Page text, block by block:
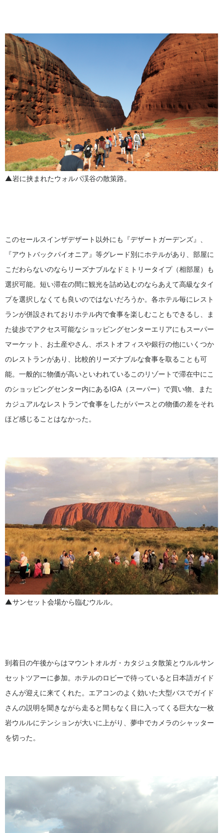
▲岩に挟まれたウォルパ渓谷の散策路。
このセールスインザデザート以外にも『デザートガーデンズ』、
『アウトバックパイオニア』等グレード別にホテルがあり、部屋に
こだわらないのならリーズナブルなドミトリータイプ（相部屋）も
選択可能。短い滞在の間に観光を詰め込むのならあえて高級なタイ
プを選択しなくても良いのではないだろうか。各ホテル毎にレスト
ランが併設されておりホテル内で食事を楽しむこともできるし、ま
た徒歩でアクセス可能なショッピングセンターエリアにもスーパー
マーケット、お土産やさん、ポストオフィスや銀行の他にいくつか
のレストランがあり、比較的リーズナブルな食事を取ることも可
能。一般的に物価が高いといわれているこのリゾートで滞在中にこ
のショッピングセンター内にあるIGA（スーパー）で買い物、また
カジュアルなレストランで食事をしたがパースとの物価の差をそれ
ほど感じることはなかった。
▲サンセット会場から臨むウルル。
到着日の午後からはマウントオルガ・カタジュタ散策とウルルサン
セットツアーに参加。ホテルのロビーで待っていると日本語ガイド
さんが迎えに来てくれた。エアコンのよく効いた大型バスでガイド
さんの説明を聞きながら走ると間もなく目に入ってくる巨大な一枚
岩ウルルにテンションが大いに上がり、夢中でカメラのシャッター
を切った。